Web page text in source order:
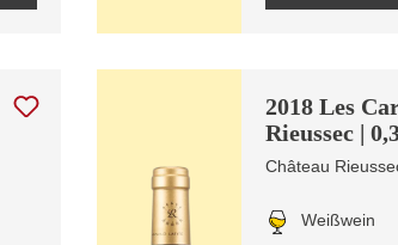
2018 Les
Rieussec |
Château
Weißwein